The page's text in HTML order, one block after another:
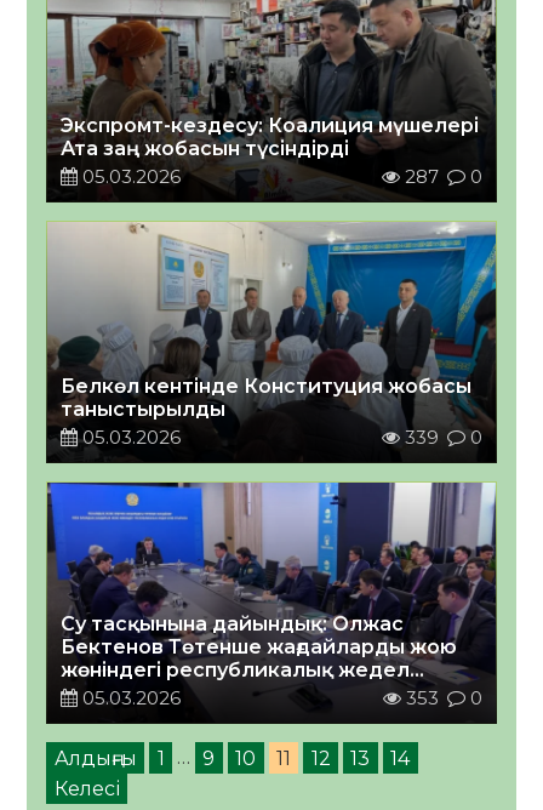
Экспромт-кездесу: Коалиция мүшелері
Ата заң жобасын түсіндірді
05.03.2026
287 0
Белкөл кентінде Конституция жобасы
таныстырылды
05.03.2026
339 0
Су тасқынына дайындық: Олжас
Бектенов Төтенше жағдайларды жою
жөніндегі республикалық жедел
штабтың отырысын өткізді
05.03.2026 353 0
Алдыңғы 1 … 9 10 11 12 13
14
Келесі